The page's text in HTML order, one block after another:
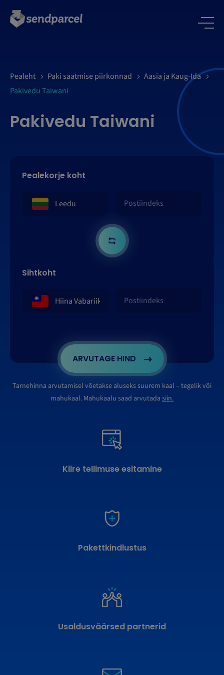
Pealeht Paki saatmise piirkonnad
Aasia ja Kaug-Ida
Pakivedu Taiwani
Pakivedu Taiwani
Pealekorje koht
Sihtkoht
ARVUTAGE HIND
Tarnehinna arvutamisel võetakse aluseks suurem kaal – tegelik või
mahukaal. Mahukaalu saad arvutada siin.
Kiire tellimuse esitamine
Pakettkindlustus
Usaldusväärsed partnerid